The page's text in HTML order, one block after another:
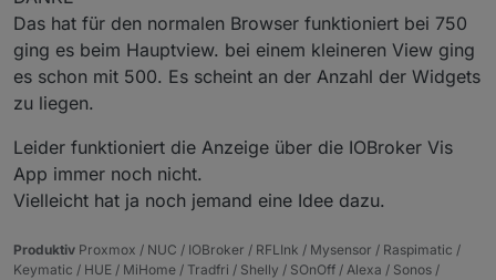
Das hat für den normalen Browser funktioniert bei 750
ging es beim Hauptview. bei einem kleineren View ging
es schon mit 500. Es scheint an der Anzahl der Widgets
zu liegen.
Leider funktioniert die Anzeige über die IOBroker Vis
App immer noch nicht.
Vielleicht hat ja noch jemand eine Idee dazu.
Produktiv Proxmox / NUC / IOBroker / RFLInk / Mysensor / Raspimatic /
Keymatic / HUE / MiHome / Tradfri / Shelly / SOnOff / Alexa / Sonos /